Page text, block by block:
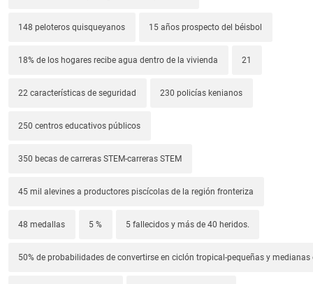
148 peloteros quisqueyanos 15 años prospecto del béisbol
18% de los hogares recibe agua dentro de la vivienda 21
22 características de seguridad 230 policías kenianos
250 centros educativos públicos
350 becas de carreras STEM-carreras STEM
45 mil alevines a productores piscícolas de la región fronteriza
48 medallas 5 % 5 fallecidos y más de 40 heridos.
50% de probabilidades de convertirse en ciclón tropical-pequeñas y